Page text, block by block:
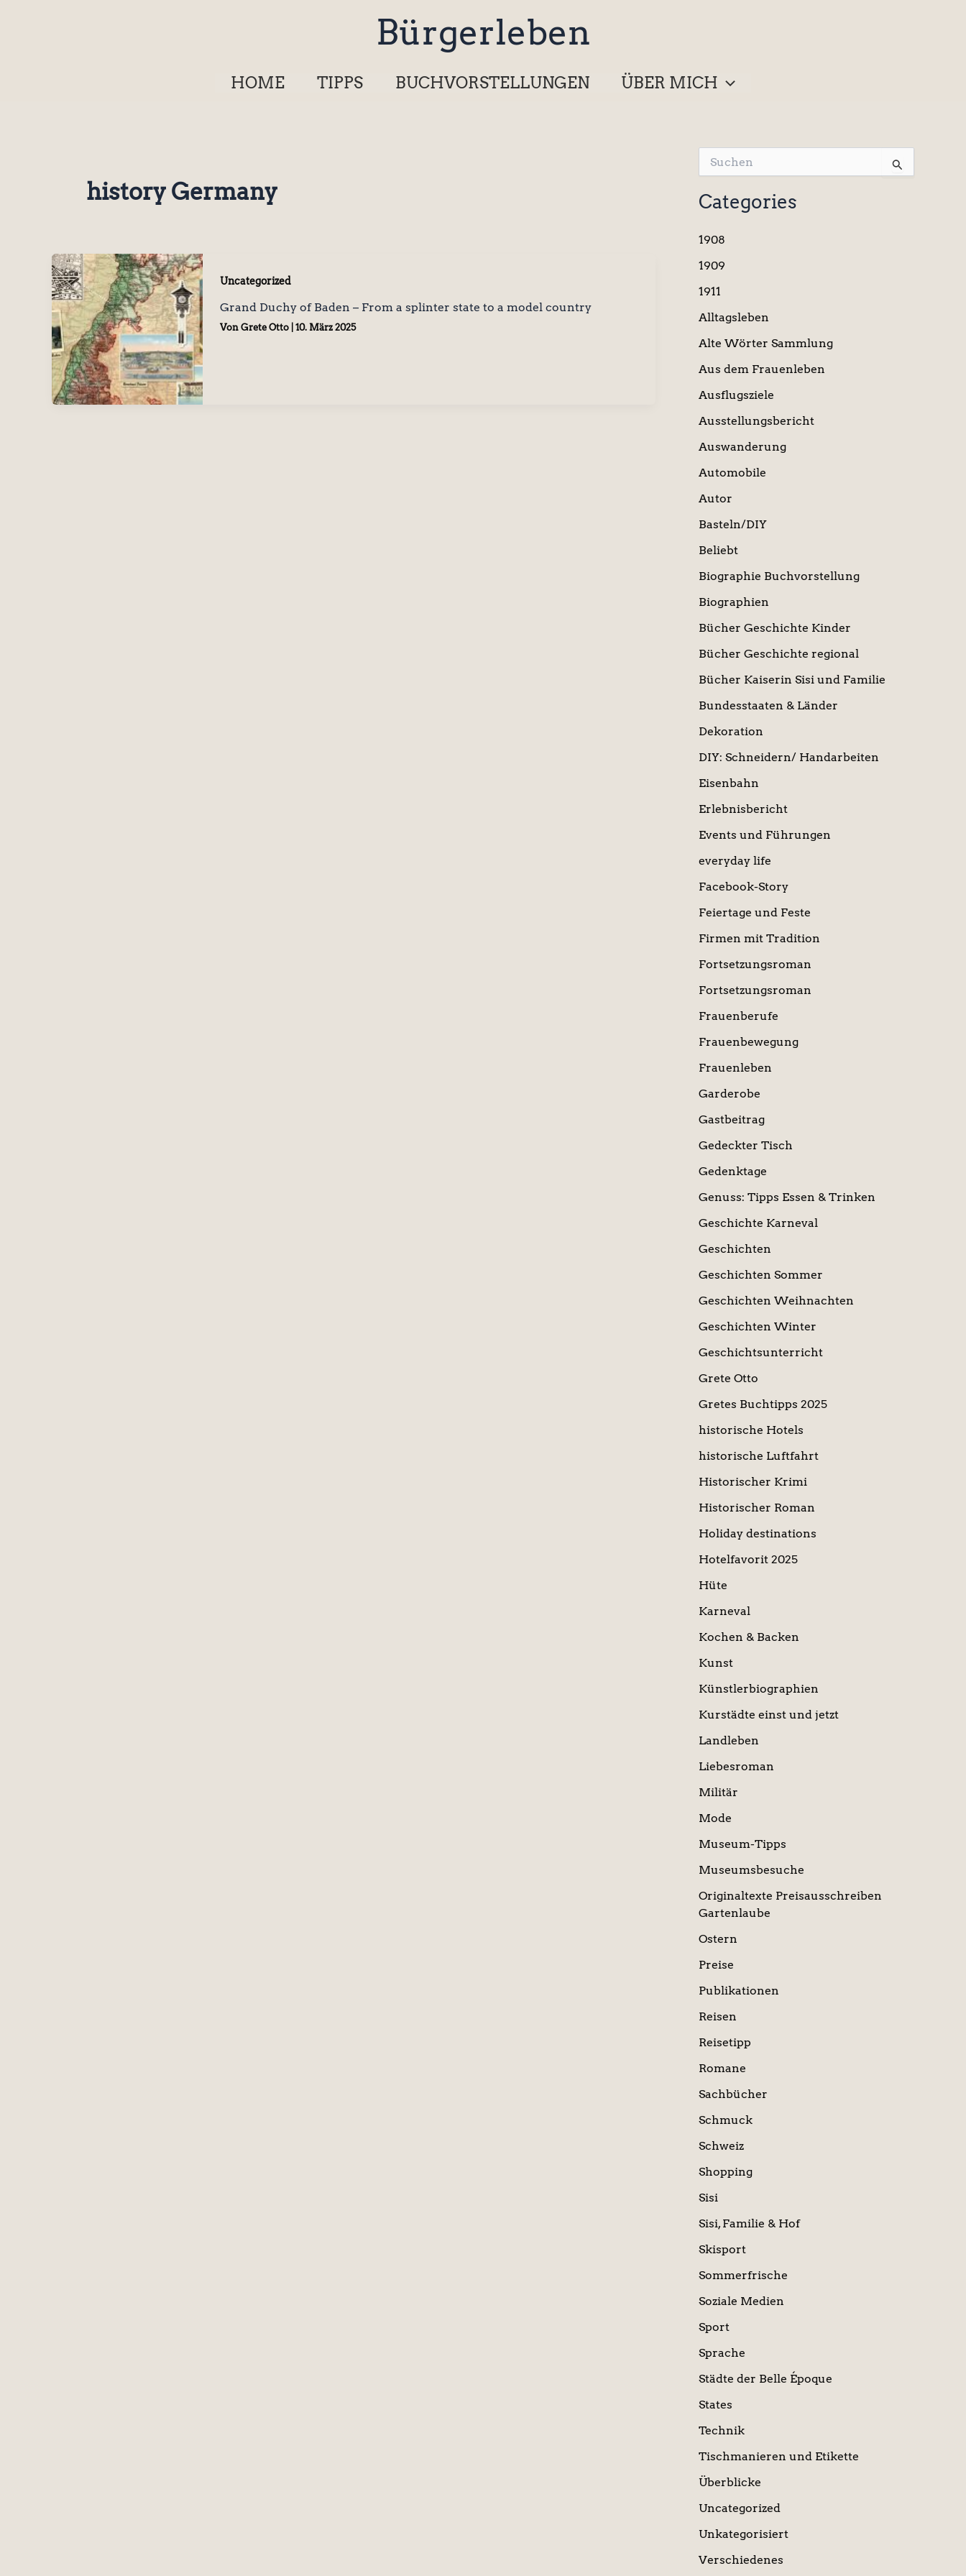
Bürgerleben
HOME TIPPS BUCHVORSTELLUNGEN ÜBER MICH
history Germany
Uncategorized
Grand Duchy of Baden – From a splinter state to a model country
Von Grete Otto 10. März 2025
u
c
h
n
a
h
Categories
1908
1909
1911
Alltagsleben
Alte Wörter Sammlung
Aus dem Frauenleben
Ausflugsziele
Ausstellungsbericht
Auswanderung
Automobile
Autor
Basteln/DIY
Beliebt
Biographie Buchvorstellung
Biographien
Bücher Geschichte Kinder
Bücher Geschichte regional
Bücher Kaiserin Sisi und Familie
Bundesstaaten & Länder
Dekoration
DIY: Schneidern/ Handarbeiten
Eisenbahn
Erlebnisbericht
Events und Führungen
everyday life
Facebook-Story
Feiertage und Feste
Firmen mit Tradition
Fortsetzungsroman
Fortsetzungsroman
Frauenberufe
Frauenbewegung
Frauenleben
Garderobe
Gastbeitrag
Gedeckter Tisch
Gedenktage
Genuss: Tipps Essen & Trinken
Geschichte Karneval
Geschichten
Geschichten Sommer
Geschichten Weihnachten
Geschichten Winter
Geschichtsunterricht
Grete Otto
Gretes Buchtipps 2025
historische Hotels
historische Luftfahrt
Historischer Krimi
Historischer Roman
Holiday destinations
Hotelfavorit 2025
Hüte
Karneval
Kochen & Backen
Kunst
Künstlerbiographien
Kurstädte einst und jetzt
Landleben
Liebesroman
Militär
Mode
Museum-Tipps
Museumsbesuche
Originaltexte Preisausschreiben
Gartenlaube
Ostern
Preise
Publikationen
Reisen
Reisetipp
Romane
Sachbücher
Schmuck
Schweiz
Shopping
Sisi
Sisi, Familie & Hof
Skisport
Sommerfrische
Soziale Medien
Sport
Sprache
Städte der Belle Époque
States
Technik
Tischmanieren und Etikette
Überblicke
Uncategorized
Unkategorisiert
Verschiedenes